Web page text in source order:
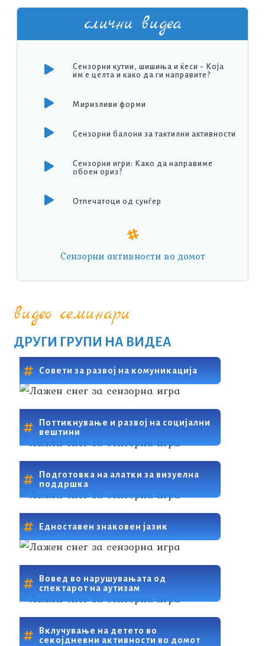
слични видеа
Сензорни кутии, шишиња и ќеси - Која
им е целта и како да ги направите?
Миризливи форми
Сензорни балони за тактилни активности
Сензорни игри: Kако да направиме
обоен ориз?
Отпечатоци од сунѓер
Сензорни активности во домот
видео семинари
ДРУГИ ГРУПИ НА ВИДЕА
Совети за развој на комуникација
Поттикнување и развој на социјални
вештини
Подготовка на алатки за визуелна
поддршка
Едноставен знаковен јазик
Вовед во нарушувањата од
спектарот на аутизам
Вклучување на детето во
секојдневни активности во домот